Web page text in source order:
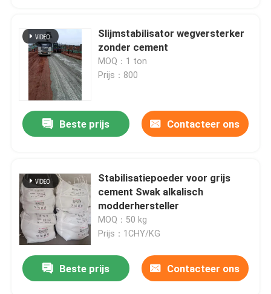
Slijmstabilisator wegversterker
zonder cement
MOQ：1 ton
Prijs：800
Beste prijs Contacteer ons
Stabilisatiepoeder voor grijs
cement Swak alkalisch
modderhersteller
MOQ：50 kg
Prijs：1CHY/KG
Beste prijs Contacteer ons